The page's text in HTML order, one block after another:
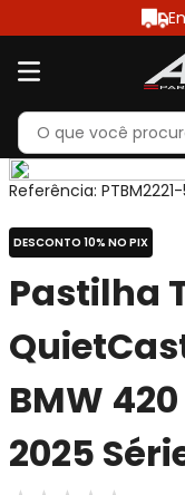
Referência:
DESCONTO 10% NO PIX
Pastilha
BMW
2025